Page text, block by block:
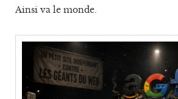
Ainsi va le monde.